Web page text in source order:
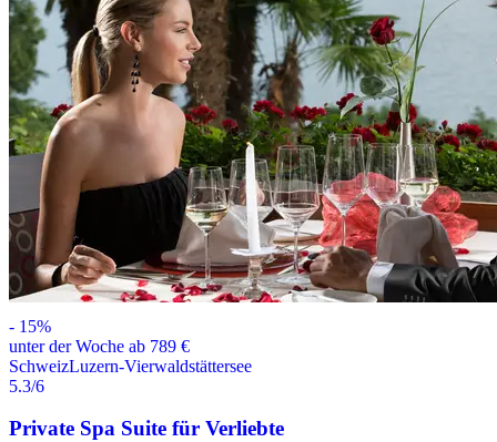
- 15%
unter der Woche ab 789 €
SchweizLuzern-Vierwaldstättersee
5.3/6
Private Spa Suite für Verliebte